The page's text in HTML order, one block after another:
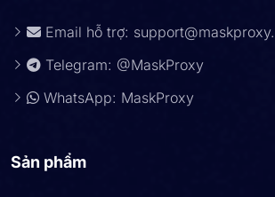
Email hỗ trợ:
Telegram: @MaskProxy
WhatsApp: MaskProxy
Sản phẩm